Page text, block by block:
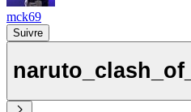
mck69
Suivre